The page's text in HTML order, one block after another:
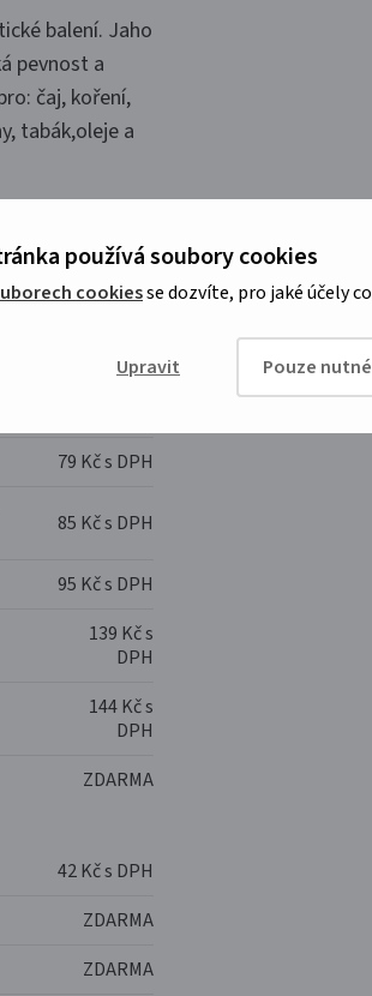
používá soubory cookies
cookiesse dozvíte, pro jaké účely
Upravit Pouze nutné
balení. Jaho
pevnost a
čaj, koření,
tabák,oleje a
79 Kč s DPH
85 Kč s DPH
95 Kč s DPH
139 Kč s
DPH
144 Kč s
DPH
ZDARMA
42 Kč s DPH
ZDARMA
ZDARMA